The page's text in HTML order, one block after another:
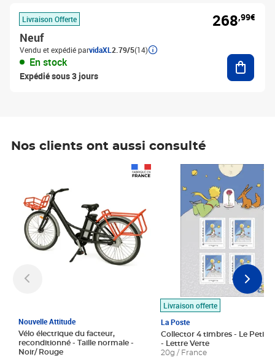
Livraison Offerte
Neuf
Vendu et expédié parvidaXL 2.79/5(14)
En stock
Expédié sous 3 jours
268,99€
Nos clients ont aussi consulté
Nouvelle Attitude
Vélo électrique du facteur,
reconditionné - Taille normale -
Noir/ Rouge
Livraison offerte
La Poste
Collector 4 timbres - Le Petit
- Lettre Verte
20g / France
Prix 7,50€